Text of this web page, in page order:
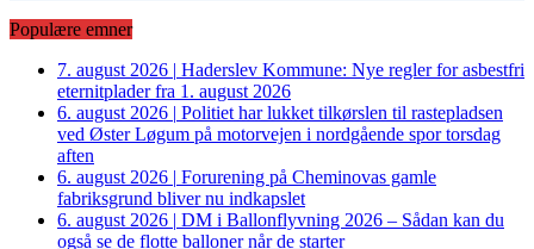
Populære emner
7. august 2026 | Haderslev Kommune: Nye regler for asbestfri
eternitplader fra 1. august 2026
6. august 2026 | Politiet har lukket tilkørslen til rastepladsen
ved Øster Løgum på motorvejen i nordgående spor torsdag
aften
6. august 2026 | Forurening på Cheminovas gamle
fabriksgrund bliver nu indkapslet
6. august 2026 | DM i Ballonflyvning 2026 – Sådan kan du
også se de flotte balloner når de starter